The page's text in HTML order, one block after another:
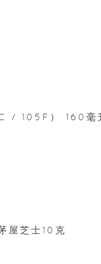
/ 105F） 160毫
芝士10克